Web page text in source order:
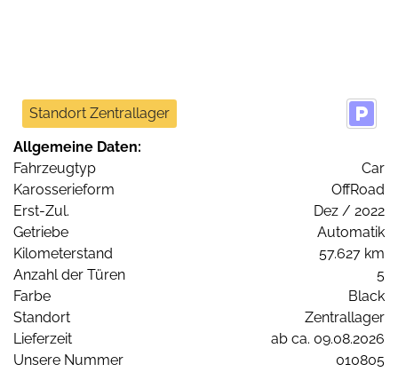
Standort Zentrallager
Allgemeine Daten:
Fahrzeugtyp
Car
Karosserieform
OffRoad
Erst-Zul.
Dez / 2022
Getriebe
Automatik
Kilometerstand
57.627 km
Anzahl der Türen
5
Farbe
Black
Standort
Zentrallager
Lieferzeit
ab ca. 09.08.2026
Unsere Nummer
010805